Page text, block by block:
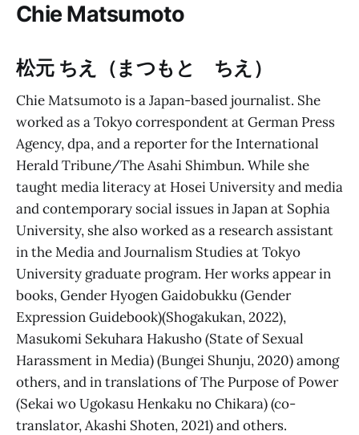
Chie Matsumoto
松元 ちえ（まつもと ちえ）
Chie Matsumoto is a Japan-based journalist. She
worked as a Tokyo correspondent at German Press
Agency, dpa, and a reporter for the International
Herald Tribune/The Asahi Shimbun. While she
taught media literacy at Hosei University and media
and contemporary social issues in Japan at Sophia
University, she also worked as a research assistant
in the Media and Journalism Studies at Tokyo
University graduate program. Her works appear in
books, Gender Hyogen Gaidobukku (Gender
Expression Guidebook)(Shogakukan, 2022),
Masukomi Sekuhara Hakusho (State of Sexual
Harassment in Media) (Bungei Shunju, 2020) among
others, and in translations of The Purpose of Power
(Sekai wo Ugokasu Henkaku no Chikara) (co-
translator, Akashi Shoten, 2021) and others.